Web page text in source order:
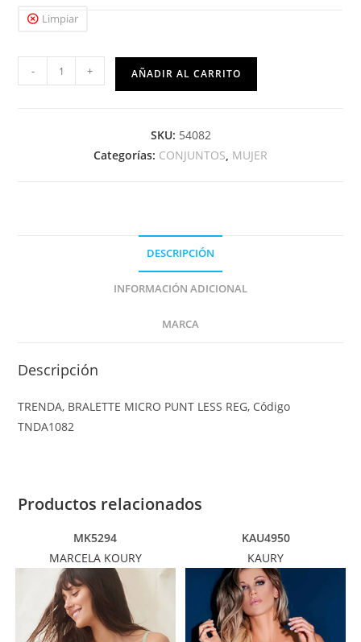
Limpiar
- + AÑADIR AL CARRITO
SKU: 54082
Categorías: CONJUNTOS, MUJER
DESCRIPCIÓN
INFORMACIÓN ADICIONAL
MARCA
Descripción
TRENDA, BRALETTE MICRO PUNT LESS REG, Código
TNDA1082
Productos relacionados
MK5294
MARCELA KOURY
KAU4950
KAURY